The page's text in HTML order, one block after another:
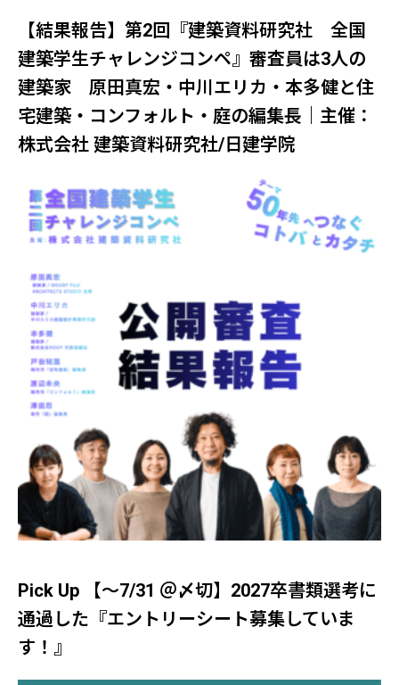
【結果報告】第2回『建築資料研究社 全国
建築学生チャレンジコンペ』審査員は3人の
建築家 原田真宏・中川エリカ・本多健と住
宅建築・コンフォルト・庭の編集長｜主催：
株式会社 建築資料研究社/日建学院
Pick Up 【～7/31 ＠〆切】2027卒書類選考に
通過した『エントリーシート募集していま
す！』